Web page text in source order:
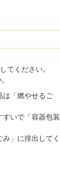
てください。
は「燃やせるご
すいで「容器包装
」に排出してく